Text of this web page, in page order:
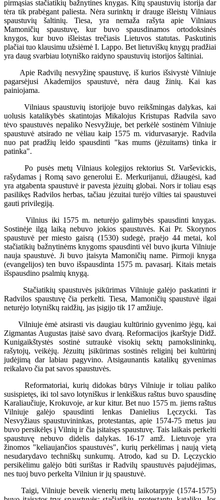
pirmąsias stačiatikių bažnytines knygas. Kitų spaustuvių istorija dar
tėra tik prabėgant paliesta. Nėra surinktų ir drauge išleistų Vilniaus
spaustuvių šaltinių. Tiesa, yra nemaža rašyta apie Vilniaus
Mamoničių spaustuvę, kur buvo spausdinamos ortodoksinės
knygos, kur buvo išleistas trečiasis Lietuvos statutas. Paskutinis
plačiai tuo klausimu užsiėmė I. Lappo. Bet lietuviškų knygų pradžiai
yra daug svarbiau lotyniško raidyno spaustuvių istorijos šaltiniai.
Apie Radvilų nesvyžinę spaustuvę, iš kurios išsivystė Vilniuje
pagarsėjusi Akademijos spaustuvė, nėra daug žinių. Kai kas
painiojama.
Vilniaus spaustuvių istorijoje buvo reikšmingas dalykas, kai
uolusis katalikybės skatintojas Mikalojus Kristupas Radvila savo
tėvo spaustuvės nepaliko Nesvyžiuje, bet perkėlė sostinėm Vilniuje
spaustuvė atsirado ne vėliau kaip 1575 m. vidurvasaryje. Radvila
nuo pat pradžių leido spausdinti "kas mums (jėzuitams) tinka ir
patinka".
Po pusės metų Vilniaus kolegijos rektorius St. Varševickis,
rašydamas į Romą savo generolui E. Merkurijanui, džiaugėsi, kad
yra atgabenta spaustuvė ir pavesta jėzuitų globai. Nors ir toliau esąs
pasilikęs Radvilos herbas, tačiau jėzuitai turėjo vilties tai spaustuvei
gauti privilegiją.
Vilnius iki 1575 m. neturėjo galimybės spausdinti knygas.
Sostinėje ilgą laiką nebuvo jokios spaustuvės. Kai Pr. Skorynos
spaustuvė per miesto gaisrą (1530) sudegė, praėjo 44 metai, kol
stačiatikių bažnytinėms knygoms spausdinti vėl buvo įkurta Vilniuje
nauja spaustuvė. Ji buvo įtaisyta Mamoničių name. Pirmoji knyga
(evangelijos) ten buvo išspausdinta 1575 m. pavasarį. Kitais metais
išspausdino psalmių knygą.
Stačiatikių spaustuvės įsikūrimas Vilniuje galėjo paskatinti ir
Radvilos spaustuvę čia perkelti. Tiesa, Mamoničių spaustuvė ilgai
neturėjo lotyniškų raidžių, jas įsigijo tik 17 amžiuje.
Vilniuje ėmė atsirasti vis daugiau kultūrinio gyvenimo jėgų, kai
Zigmantas Augustas įtaisė savo dvarą. Reformacijos įkarštyje Didž.
Kunigaikštystės sostinė sutraukė visokių sektų pamokslininkų,
rašytojų, veikėjų. Jėzuitų įsikūrimas sostinės religinį bei kultūrinį
judėjimą dar labiau pagyvino. Atsigaunantis katalikų gyvenimas
reikalavo čia pat savos spaustuvės.
Reformatoriai, kurių didokas būrys Vilniuje ir toliau paliko
susispietęs, iki tol savo lotyniškus ir lenkiškus raštus buvo spausdinę
Karaliaučiuje, Krokuvoje, ar kur kitur. Bet nuo 1575 m. jiems raštus
Vilniuje galėjo spausdinti lenkas Danielius Lęczycki. Tas
Nesvyžiaus spaustuvininkas, protestantas, apie 1574-75 metus jau
buvo persikėlęs į Vilnių ir čia įsitaisęs spaustuvę. Tais laikais perkelti
spaustuvę nebuvo didelis dalykas. 16-17 amž. Lietuvoje yra
žinomos "keliaujančios spaustuvės", kurių perkėlimas į naują vietą
nesudarydavo techniškų sunkumų. Atrodo, kad su D. Lęczyckio
persikėlimu galėjo būti surištas ir Radvilų spaustuvės pajudėjimas,
nes tuoj buvo perkelta Vilniun ir jų spaustuvė.
Taigi, Vilniuje beveik vienerių metų laikotarpyje (1574-1575)